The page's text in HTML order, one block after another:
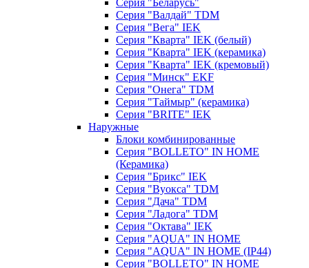
Серия "Беларусь"
Серия "Валдай" TDM
Серия "Вега" IEK
Серия "Кварта" IEK (белый)
Серия "Кварта" IEK (керамика)
Серия "Кварта" IEK (кремовый)
Серия "Минск" EKF
Серия "Онега" TDM
Серия "Таймыр" (керамика)
Серия "BRITE" IEK
Наружные
Блоки комбинированные
Серия "BОLLETO" IN HOME
(Керамика)
Серия "Брикс" IEK
Серия "Вуокса" TDM
Серия "Дача" TDM
Серия "Ладога" TDM
Серия "Октава" IEK
Серия "AQUA" IN HOME
Серия "AQUA" IN HOME (IP44)
Серия "BОLLETO" IN HOME